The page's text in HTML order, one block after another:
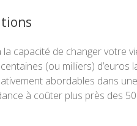
capacité de changer votre
(ou milliers) d’euros
abordables dans
à coûter plus près des